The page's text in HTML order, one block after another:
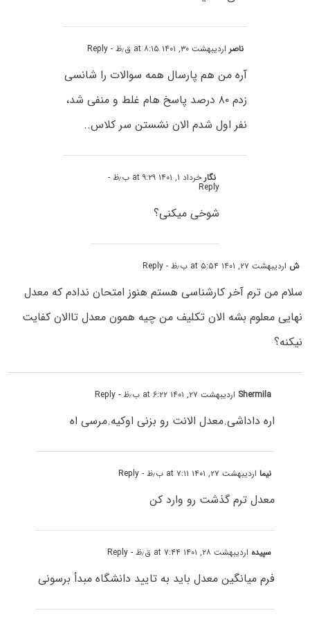
ناصراردیبهشت ۳۰, ۱۴۰۱ at ۸:۱۵ ق٫ظ - Reply
آره من هم پارسال همه سوالات را شانسی
زدم ۸۰ درصد پاسخ هام غلط و منفی شد،
نفر اول شدم الان نشستن سر کلاس..
نگارخرداد ۱, ۱۴۰۱ at ۹:۲۹ ب٫ظ -
Reply
شوخی میکنی؟
ش اردیبهشت ۲۷, ۱۴۰۱ at ۵:۵۴ ب٫ظ - Reply
سلام من ترم آخر کارشناسی هستم هنوز امتحان ندادم که معدل
نهایی معلوم بشه الان تکلیف من چیه همون معدل تاالان کفایت
نیکنه؟
Shermila اردیبهشت ۲۷, ۱۴۰۱ at ۶:۲۲ ب٫ظ - Reply
اره داداشی.معدل الانت رو بزنی اوکیه.مرسی اه
نیمااردیبهشت ۲۷, ۱۴۰۱ at ۷:۱۱ ب٫ظ - Reply
معدل ترم گذشت رو وارد کن
سپیده اردیبهشت ۲۸, ۱۴۰۱ at ۷:۴۴ ق٫ظ - Reply
فرم میانگین معدل باید به تایید دانشگاه مبدأ برسونی